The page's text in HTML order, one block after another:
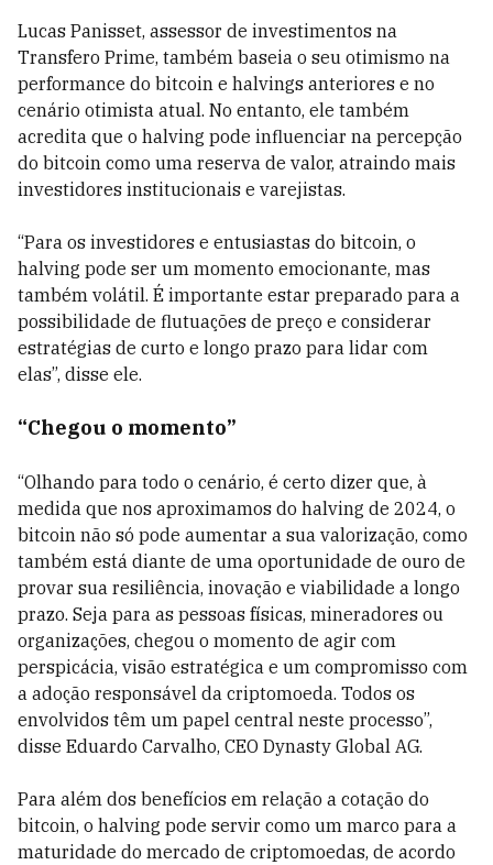
Lucas Panisset, assessor de investimentos na
Transfero Prime, também baseia o seu otimismo na
performance do bitcoin e halvings anteriores e no
cenário otimista atual. No entanto, ele também
acredita que o halving pode influenciar na percepção
do bitcoin como uma reserva de valor, atraindo mais
investidores institucionais e varejistas.
“Para os investidores e entusiastas do bitcoin, o
halving pode ser um momento emocionante, mas
também volátil. É importante estar preparado para a
possibilidade de flutuações de preço e considerar
estratégias de curto e longo prazo para lidar com
elas”, disse ele.
“Chegou o momento”
“Olhando para todo o cenário, é certo dizer que, à
medida que nos aproximamos do halving de 2024, o
bitcoin não só pode aumentar a sua valorização, como
também está diante de uma oportunidade de ouro de
provar sua resiliência, inovação e viabilidade a longo
prazo. Seja para as pessoas físicas, mineradores ou
organizações, chegou o momento de agir com
perspicácia, visão estratégica e um compromisso com
a adoção responsável da criptomoeda. Todos os
envolvidos têm um papel central neste processo”,
disse Eduardo Carvalho, CEO Dynasty Global AG.
Para além dos benefícios em relação a cotação do
bitcoin, o halving pode servir como um marco para a
maturidade do mercado de criptomoedas, de acordo